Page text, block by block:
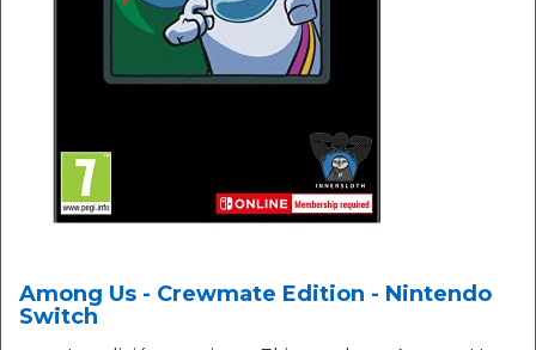
Among Us - Crewmate Edition - Nintendo
Switch